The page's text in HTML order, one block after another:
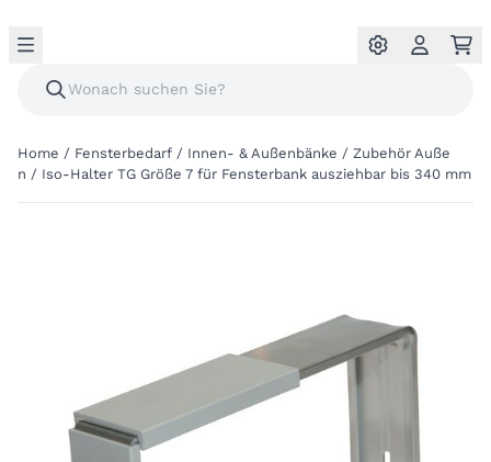
Home / Fensterbedarf / Innen- & Außenbänke / Zubehör Auße
n / Iso-Halter TG Größe 7 für Fensterbank ausziehbar bis 340 mm